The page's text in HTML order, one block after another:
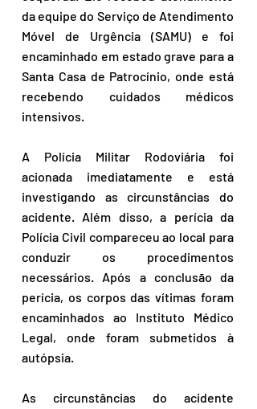
da equipe do Serviço de Atendimento
Móvel de Urgência (SAMU) e foi
encaminhado em estado grave para a
Santa Casa de Patrocínio, onde está
recebendo cuidados médicos
intensivos.
A Polícia Militar Rodoviária foi
acionada imediatamente e está
investigando as circunstâncias do
acidente. Além disso, a perícia da
Polícia Civil compareceu ao local para
conduzir os procedimentos
necessários. Após a conclusão da
perícia, os corpos das vítimas foram
encaminhados ao Instituto Médico
Legal, onde foram submetidos à
autópsia.
As circunstâncias do acidente